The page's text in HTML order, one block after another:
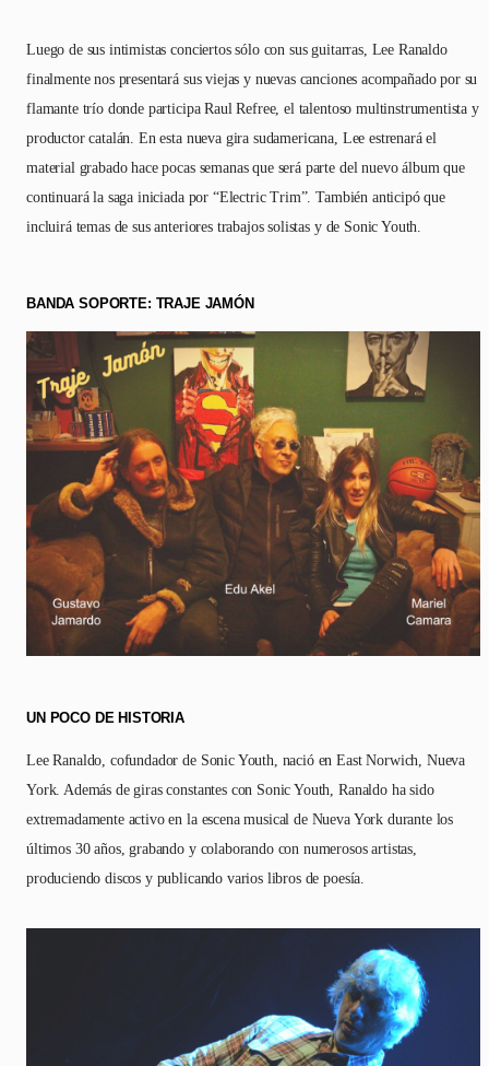
Luego de sus intimistas conciertos sólo con sus guitarras, Lee Ranaldo
finalmente nos presentará sus viejas y nuevas canciones acompañado por su
flamante trío donde participa Raul Refree, el talentoso multinstrumentista y
productor catalán. En esta nueva gira sudamericana, Lee estrenará el
material grabado hace pocas semanas que será parte del nuevo álbum que
continuará la saga iniciada por “Electric Trim”. También anticipó que
incluirá temas de sus anteriores trabajos solistas y de Sonic Youth.
BANDA SOPORTE: TRAJE JAMÓN
UN POCO DE HISTORIA
Lee Ranaldo, cofundador de Sonic Youth, nació en East Norwich, Nueva
York. Además de giras constantes con Sonic Youth, Ranaldo ha sido
extremadamente activo en la escena musical de Nueva York durante los
últimos 30 años, grabando y colaborando con numerosos artistas,
produciendo discos y publicando varios libros de poesía.